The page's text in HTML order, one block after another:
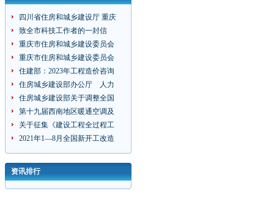
四川省住房和城乡建设厅 重庆
致全市科技工作者的一封信
重庆市住房和城乡建设委员会
重庆市住房和城乡建设委员会
住建部：2023年工程造价咨询
住房城乡建设部办公厅 人力
住房城乡建设部关于调整全国
第十九届西南地区暖通空调及
关于征集《建设工程全过程工
2021年1—8月全国新开工改造
资讯排行